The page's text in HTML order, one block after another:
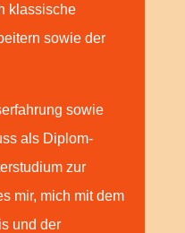
klassische
sowie der
sowie
als Diplom-
zur
mir, mich mit dem
und der